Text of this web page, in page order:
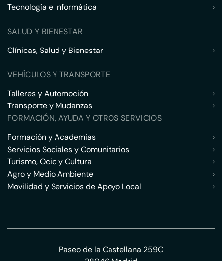
Tecnología e Informática
›
SALUD Y BIENESTAR
Clínicas, Salud y Bienestar
›
VEHÍCULOS Y TRANSPORTE
Talleres y Automoción
›
Transporte y Mudanzas
›
FORMACIÓN, AYUDA Y OTROS SERVICIOS
Formación y Academias
›
Servicios Sociales y Comunitarios
›
Turismo, Ocio y Cultura
›
Agro y Medio Ambiente
›
Movilidad y Servicios de Apoyo Local
›
Paseo de la Castellana 259C